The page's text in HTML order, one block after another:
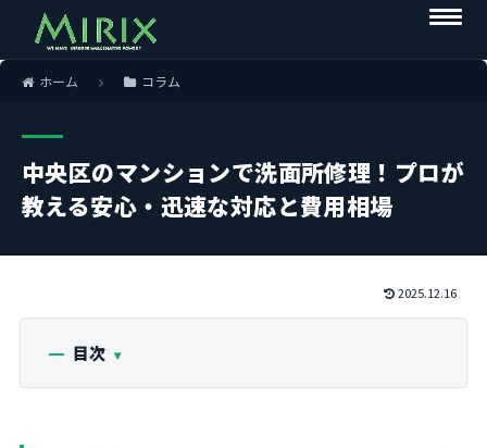
ホーム コラム
中央区のマンションで洗面所修理！プロが
教える安心・迅速な対応と費用相場
2025.12.16
目次